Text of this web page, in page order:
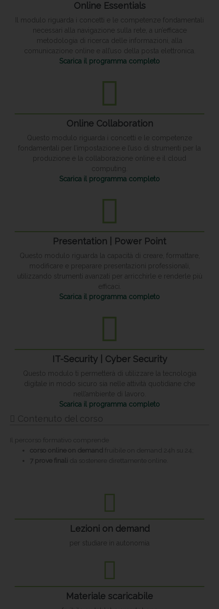
Online Essentials
Il modulo riguarda i concetti e le competenze fondamentali
necessari alla navigazione sulla rete, a un’efficace
metodologia di ricerca delle informazioni, alla
comunicazione online e all’uso della posta elettronica.
Scarica il programma completo
Online Collaboration
Questo modulo riguarda i concetti e le competenze
fondamentali per l’impostazione e l’uso di strumenti per la
produzione e la collaborazione online e il cloud
computing.
Scarica il programma completo
Presentation | Power Point
Questo modulo riguarda la capacità di creare, formattare,
modificare e preparare presentazioni professionali,
utilizzando strumenti avanzati per arricchirle e renderle più
efficaci.
Scarica il programma completo
IT-Security | Cyber Security
Questo modulo ti permetterà di utilizzare la tecnologia
digitale in modo sicuro sia nelle attività quotidiane che
nell’ambiente di lavoro.
Scarica il programma completo
Contenuto del corso
Il percorso formativo comprende
corso online on demand fruibile on demand 24h su 24;
7 prove finali da sostenere direttamente online.
Lezioni on demand
per studiare in autonomia
Materiale scaricabile